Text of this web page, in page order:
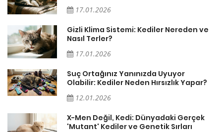
17.01.2026
Gizli Klima Sistemi: Kediler Nereden ve
Nasıl Terler?
17.01.2026
Suç Ortağınız Yanınızda Uyuyor
Olabilir: Kediler Neden Hırsızlık Yapar?
12.01.2026
X-Men Değil, Kedi: Dünyadaki Gerçek
'Mutant' Kediler ve Genetik Sırları